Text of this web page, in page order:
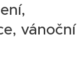
vánoční